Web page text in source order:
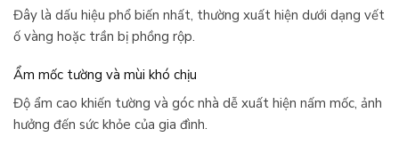
Đây là dấu hiệu phổ biến nhất, thường xuất hiện dưới dạng vết
ố vàng hoặc trần bị phồng rộp.
Ẩm mốc tường và mùi khó chịu
Độ ẩm cao khiến tường và góc nhà dễ xuất hiện nấm mốc, ảnh
hưởng đến sức khỏe của gia đình.